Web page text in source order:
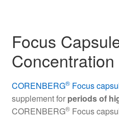
Focus
CORENBERG®Focus
supplement for periods of
CORENBERG®Focus